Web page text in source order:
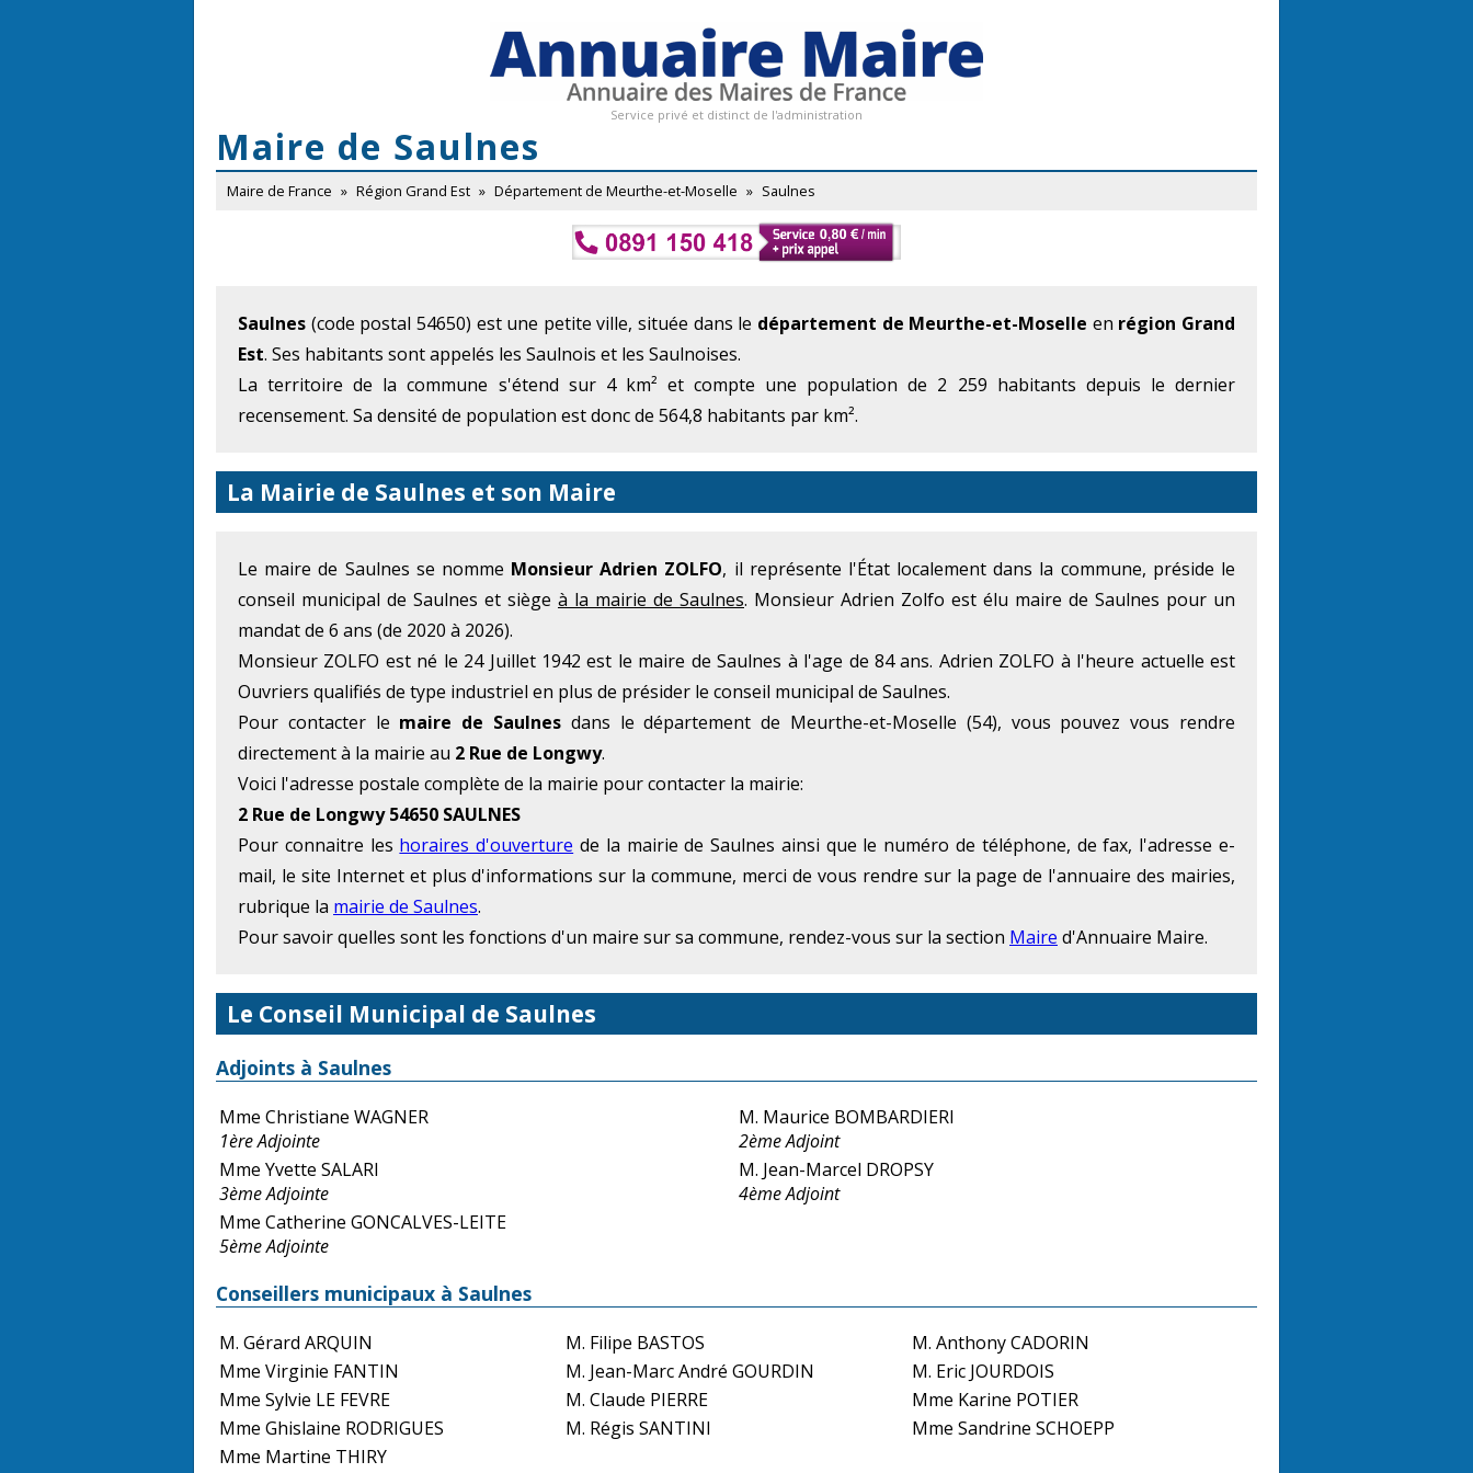
Service privé et distinct de l'administration
Maire de Saulnes
Maire de France » Région Grand Est » Département de Meurthe-et-Moselle » Saulnes
Saulnes (code postal 54650) est une petite ville, située dans le département de Meurthe-et-Moselle en région Grand
Est. Ses habitants sont appelés les Saulnois et les Saulnoises.
La territoire de la commune s'étend sur 4 km² et compte une population de 2 259 habitants depuis le dernier
recensement. Sa densité de population est donc de 564,8 habitants par km².
La Mairie de Saulnes et son Maire
Le maire de Saulnes se nomme Monsieur Adrien ZOLFO, il représente l'État localement dans la commune, préside le
conseil municipal de Saulnes et siège à la mairie de Saulnes. Monsieur Adrien Zolfo est élu maire de Saulnes pour un
mandat de 6 ans (de 2020 à 2026).
Monsieur ZOLFO est né le 24 Juillet 1942 est le maire de Saulnes à l'age de 84 ans. Adrien ZOLFO à l'heure actuelle est
Ouvriers qualifiés de type industriel en plus de présider le conseil municipal de Saulnes.
Pour contacter le maire de Saulnes dans le département de Meurthe-et-Moselle (54), vous pouvez vous rendre
directement à la mairie au 2 Rue de Longwy.
Voici l'adresse postale complète de la mairie pour contacter la mairie:
2 Rue de Longwy 54650 SAULNES
Pour connaitre les horaires d'ouverture de la mairie de Saulnes ainsi que le numéro de téléphone, de fax, l'adresse e-
mail, le site Internet et plus d'informations sur la commune, merci de vous rendre sur la page de l'annuaire des mairies,
rubrique la mairie de Saulnes.
Pour savoir quelles sont les fonctions d'un maire sur sa commune, rendez-vous sur la section Maire d'Annuaire Maire.
Le Conseil Municipal de Saulnes
Adjoints à Saulnes
Mme Christiane WAGNER
1ère Adjointe
M. Maurice BOMBARDIERI
2ème Adjoint
Mme Yvette SALARI
3ème Adjointe
M. Jean-Marcel DROPSY
4ème Adjoint
Mme Catherine GONCALVES-LEITE
5ème Adjointe
Conseillers municipaux à Saulnes
M. Gérard ARQUIN M. Filipe BASTOS
M. Anthony CADORIN
Mme Virginie FANTIN
M. Jean-Marc André GOURDIN
M. Eric JOURDOIS
Mme Sylvie LE FEVRE
M. Claude PIERRE
Mme Karine POTIER
Mme Ghislaine RODRIGUES
M. Régis SANTINI
Mme Sandrine SCHOEPP
Mme Martine THIRY